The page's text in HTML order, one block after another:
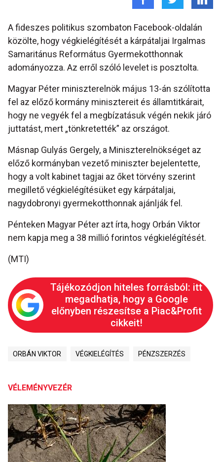
A fideszes politikus szombaton Facebook-oldalán
közölte, hogy végkielégítését a kárpátaljai Irgalmas
Samaritánus Református Gyermekotthonnak
adományozza. Az erről szóló levelet is posztolta.
Magyar Péter miniszterelnök május 13-án szólította
fel az előző kormány minisztereit és államtitkárait,
hogy ne vegyék fel a megbízatásuk végén nekik járó
juttatást, mert „tönkretették” az országot.
Másnap Gulyás Gergely, a Miniszterelnökséget az
előző kormányban vezető miniszter bejelentette,
hogy a volt kabinet tagjai az őket törvény szerint
megillető végkielégítésüket egy kárpátaljai,
nagydobronyi gyermekotthonnak ajánlják fel.
Pénteken Magyar Péter azt írta, hogy Orbán Viktor
nem kapja meg a 38 millió forintos végkielégítését.
(MTI)
Tájékozódjon hiteles forrásból: itt
megadhatja, hogy a Google
előnyben részesítse a Piac&Profit
cikkeit!
ORBÁN VIKTOR VÉGKIELÉGÍTÉS PÉNZSZERZÉS
VÉLEMÉNYVEZÉR